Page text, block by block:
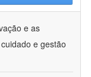
e as
e gestão